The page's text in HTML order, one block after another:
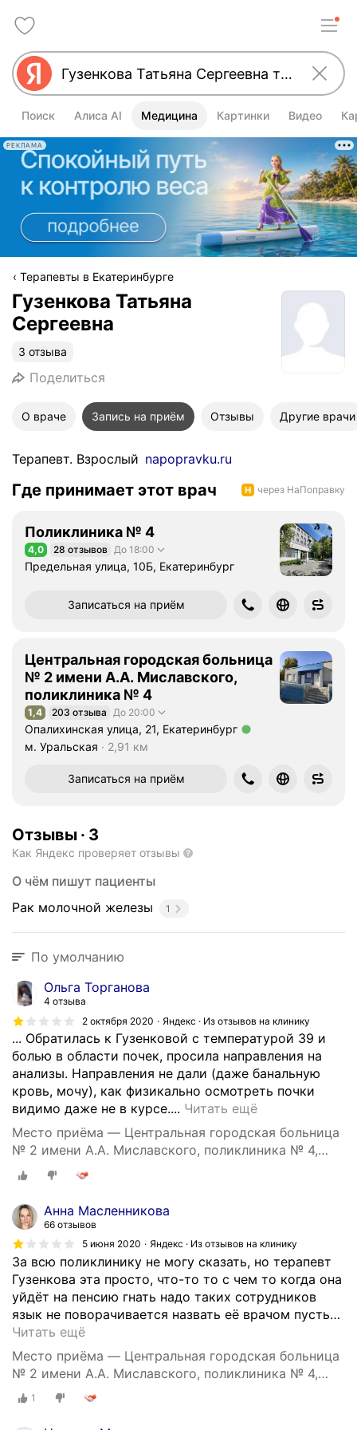
Поиск Алиса AI Медицина Картинки Видео
РЕКЛАМА
Терапевты в Екатеринбурге
Гузенкова Татьяна
Сергеевна
3 отзыва
Поделиться
О враче Запись на приём Отзывы Другие врачи
Терапевт. Взрослый napopravku.ru
Где принимает этот врач через НаПоправку
Поликлиника № 4
Рейтинг 4,0 из 5
4,0 28 отзывов До 18:00
Предельная улица, 10Б, Екатеринбург
Записаться на приём
Центральная городская больница
№ 2 имени А.А. Миславского,
поликлиника № 4
Рейтинг 1,4 из 5
1,4 203 отзыва До 20:00
Опалихинская улица, 21, Екатеринбург
Метро м. Уральская Расстояние 2,91 км
м. Уральская 2,91 км
Записаться на приём
Отзывы · 3
Как Яндекс проверяет отзывы
О чём пишут пациенты
Рак молочной железы
1
По умолчанию
Ольга Торганова
4 отзыва
2 октября 2020
Яндекс · Из отзывов на клинику
... Обратилась к Гузенковой с температурой 39 и
болью в области почек, просила направления на
анализы. Направления не дали (даже банальную
кровь, мочу), как физикально осмотреть почки
видимо даже не в курсе.... Читать ещёС
л
и
ш
н
и
р
а
Место приёма — Центральная городская больница
№ 2 имени А.А. Миславского, поликлиника № 4,
Опалихинская улица, 21
Анна Масленникова
66 отзывов
5 июня 2020
Яндекс · Из отзывов на клинику
За всю поликлинику не могу сказать, но терапевт
Гузенкова эта просто, что-то то с чем то когда она
уйдёт на пенсию гнать надо таких сотрудников
язык не поворачивается назвать её врачом пусть…
Читать ещё
Место приёма — Центральная городская больница
№ 2 имени А.А. Миславского, поликлиника № 4,
Опалихинская улица, 21
1